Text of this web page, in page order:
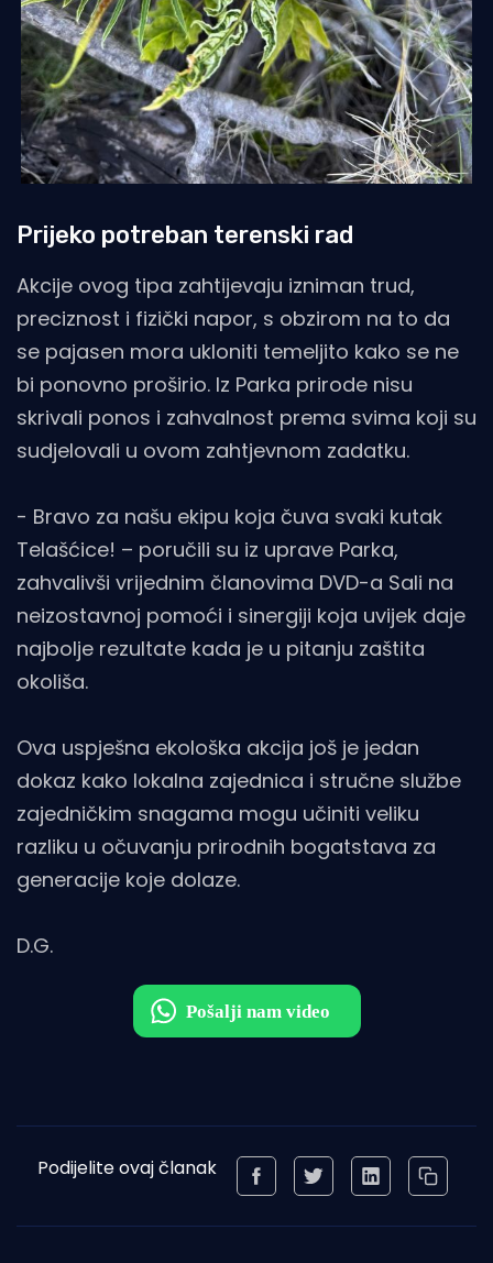
Prijeko potreban terenski rad
Akcije ovog tipa zahtijevaju izniman trud,
preciznost i fizički napor, s obzirom na to da
se pajasen mora ukloniti temeljito kako se ne
bi ponovno proširio. Iz Parka prirode nisu
skrivali ponos i zahvalnost prema svima koji su
sudjelovali u ovom zahtjevnom zadatku.
- Bravo za našu ekipu koja čuva svaki kutak
Telašćice! – poručili su iz uprave Parka,
zahvalivši vrijednim članovima DVD-a Sali na
neizostavnoj pomoći i sinergiji koja uvijek daje
najbolje rezultate kada je u pitanju zaštita
okoliša.
Ova uspješna ekološka akcija još je jedan
dokaz kako lokalna zajednica i stručne službe
zajedničkim snagama mogu učiniti veliku
razliku u očuvanju prirodnih bogatstava za
generacije koje dolaze.
D.G.
Podijelite ovaj članak